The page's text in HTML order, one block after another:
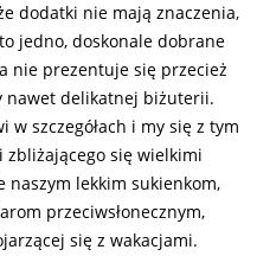
dodatki nie mają znaczenia,
jedno, doskonale dobrane
nie prezentuje się przecież
nawet delikatnej biżuterii.
w szczegółach i my się z tym
zbliżającego się wielkimi
lekkim sukienkom,
przeciwsłonecznym,
się z wakacjami.